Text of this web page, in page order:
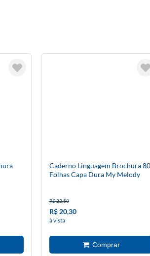
Caderno Linguagem Brochura 80
Folhas Capa Dura My Melody
R$ 22,50
R$ 20,30
à vista